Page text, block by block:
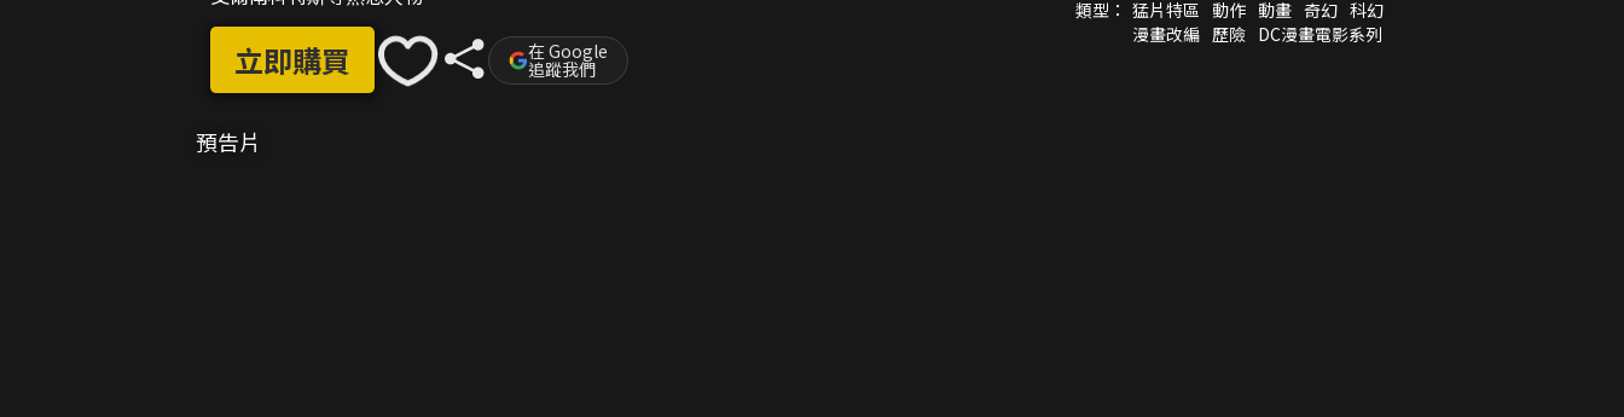
立即購買 在 Google
追蹤我們
類型： 猛片特區 動作 動畫 奇幻 科幻
漫畫改編 歷險 DC漫畫電影系列
預告片